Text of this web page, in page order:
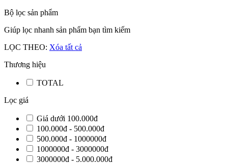
Bộ lọc sản phẩm
Giúp lọc nhanh sản phẩm bạn tìm kiếm
LỌC THEO: Xóa tất cả
Thương hiệu
TOTAL
Lọc giá
Giá dưới 100.000đ
100.000đ - 500.000đ
500.000đ - 1000000đ
1000000đ - 3000000đ
3000000đ - 5.000.000đ